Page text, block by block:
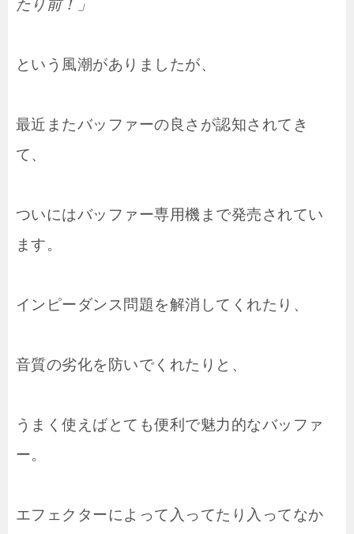
たり前！」
という風潮がありましたが、
最近またバッファーの良さが認知されてき
て、
ついにはバッファー専用機まで発売されてい
ます。
インピーダンス問題を解消してくれたり、
音質の劣化を防いでくれたりと、
うまく使えばとても便利で魅力的なバッファ
ー。
エフェクターによって入ってたり入ってなか